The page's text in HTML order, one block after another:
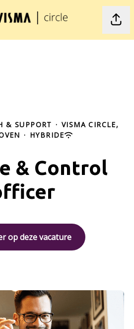
& SUPPORT · VISMA CIRCLE,
· HYBRIDE
& Control
op deze vacature